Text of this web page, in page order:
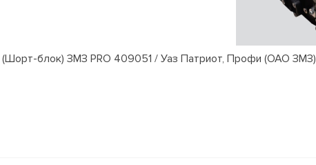
(Шорт-блок) ЗМЗ PRO 409051 / Уаз Патриот, Профи (ОАО ЗМЗ)